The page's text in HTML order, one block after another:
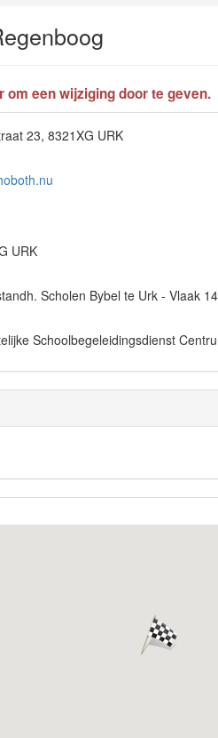
een wijziging door te geven.
23, 8321XG URK
URK
Scholen Bybel te Urk - Vlaak
Schoolbegeleidingsdienst